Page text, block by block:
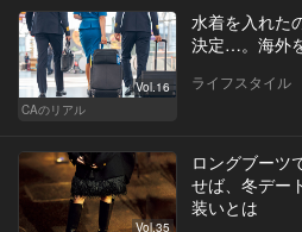
Vol.16
CAのリアル
水着を入れた
決定…。海外
ライフスタイル
Vol.35
ロングブーツ
せば、冬デー
装いとは